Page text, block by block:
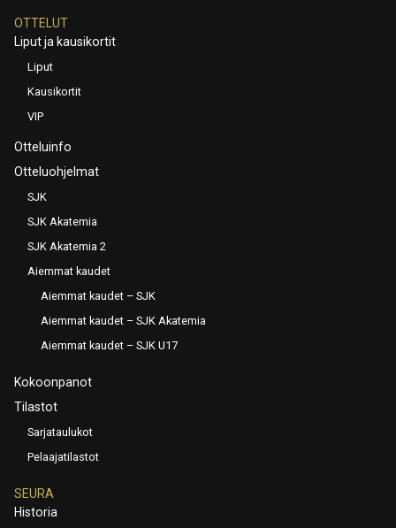
OTTELUT
Liput ja kausikortit
Liput
Kausikortit
VIP
Otteluinfo
Otteluohjelmat
SJK
SJK Akatemia
SJK Akatemia 2
Aiemmat kaudet
Aiemmat kaudet – SJK
Aiemmat kaudet – SJK Akatemia
Aiemmat kaudet – SJK U17
Kokoonpanot
Tilastot
Sarjataulukot
Pelaajatilastot
SEURA
Historia